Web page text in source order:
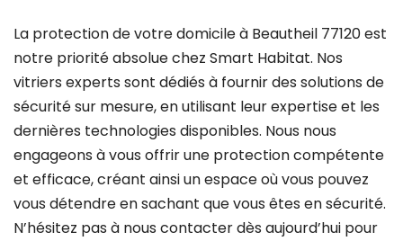
La protection de votre domicile à Beautheil 77120 est
notre priorité absolue chez Smart Habitat. Nos
vitriers experts sont dédiés à fournir des solutions de
sécurité sur mesure, en utilisant leur expertise et les
dernières technologies disponibles. Nous nous
engageons à vous offrir une protection compétente
et efficace, créant ainsi un espace où vous pouvez
vous détendre en sachant que vous êtes en sécurité.
N’hésitez pas à nous contacter dès aujourd’hui pour